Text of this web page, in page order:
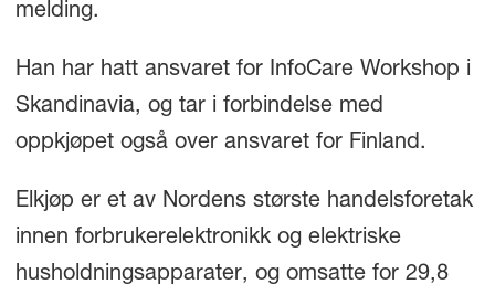
melding.
Han har hatt ansvaret for InfoCare Workshop i
Skandinavia, og tar i forbindelse med
oppkjøpet også over ansvaret for Finland.
Elkjøp er et av Nordens største handelsforetak
innen forbrukerelektronikk og elektriske
husholdningsapparater, og omsatte for 29,8